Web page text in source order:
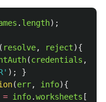
. length);
( resolve, reject){
(credentials ,
' );
}
(err, info){
= info.worksheets [